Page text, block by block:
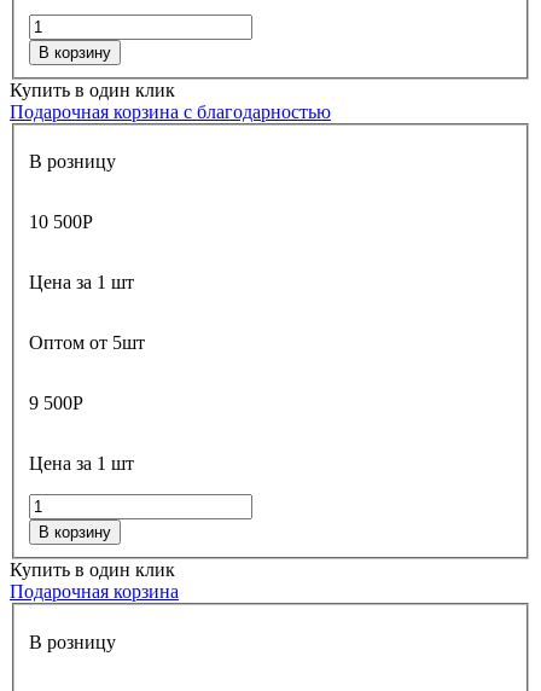
В корзину
Купить в один клик
Подарочная корзина с благодарностью
В розницу
10 500Р
Цена за 1 шт
Оптом от 5шт
9 500Р
Цена за 1 шт
В корзину
Купить в один клик
Подарочная корзина
В розницу